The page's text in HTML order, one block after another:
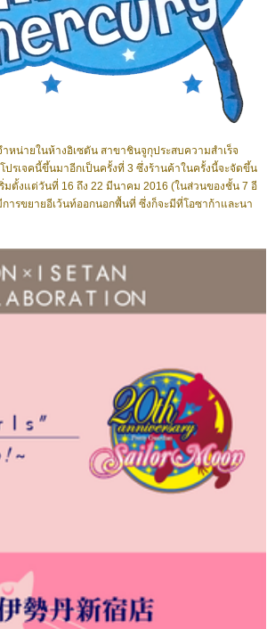
ายในห้างอิเซตัน สาขาชินจูกุประสบความสำเร็จ
รเจคนี้ขึ้นมาอีกเป็นครั้งที่ 3 ซึ่งร้านค้าในครั้งนี้จะจัดขึ้น
มตั้งแต่วันที่ 16 ถึง 22 มีนาคม 2016 (ในส่วนของชั้น 7 อี
ารขยายอีเว้นท์ออกนอกพื้นที่ ซึ่งก็จะมีที่โอซาก้าและนา